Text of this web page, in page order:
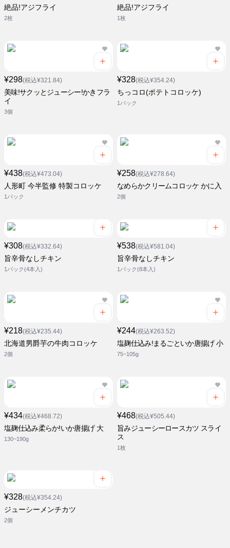
絶品!アジフライ
2枚
絶品!アジフライ
1枚
¥298(税込¥321.84)
美味!サクッとジューシー!かきフラ
イ
3個
¥328(税込¥354.24)
ちっコロ(ポテトコロッケ)
1パック
¥438(税込¥473.04)
人形町 今半監修 特製コロッケ
1パック
¥258(税込¥278.64)
なめらかクリームコロッケ かに入
2個
¥308(税込¥332.64)
旨辛骨なしチキン
1パック(4本入)
¥538(税込¥581.04)
旨辛骨なしチキン
1パック(8本入)
¥218(税込¥235.44)
北海道男爵芋の牛肉コロッケ
2個
¥244(税込¥263.52)
塩麹仕込み!まるごといか唐揚げ 小
75~105g
¥434(税込¥468.72)
塩麹仕込み柔らか!いか唐揚げ 大
130~190g
¥468(税込¥505.44)
旨みジューシーロースカツ スライ
ス
1枚
¥328(税込¥354.24)
ジューシーメンチカツ
2個